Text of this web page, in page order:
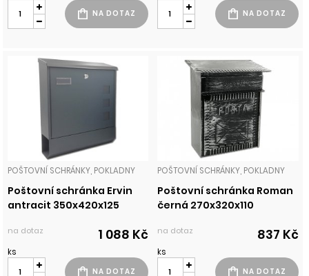
POŠTOVNÍ SCHRÁNKY, POKLADNY
Poštovní schránka Ervin
antracit 350x420x125
na dotaz 1 088 Kč
ks
POŠTOVNÍ SCHRÁNKY, POKLADNY
Poštovní schránka Roman
černá 270x320x110
na dotaz 837 Kč
ks